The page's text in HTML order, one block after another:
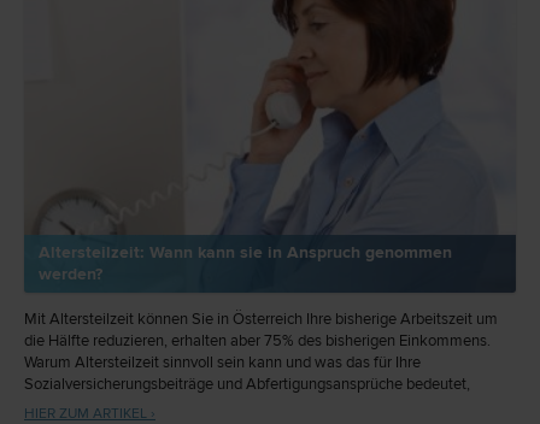
Altersteilzeit: Wann kann sie in Anspruch genommen
werden?
Mit Altersteilzeit können Sie in Österreich Ihre bisherige Arbeitszeit um
die Hälfte reduzieren, erhalten aber 75% des bisherigen Einkommens.
Warum Altersteilzeit sinnvoll sein kann und was das für Ihre
Sozialversicherungsbeiträge und Abfertigungsansprüche bedeutet,
verraten wir Ihnen in diesem Beitrag.
HIER ZUM ARTIKEL ›